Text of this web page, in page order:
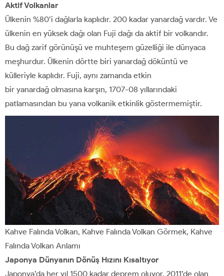
Aktif Volkanlar
Ülkenin %80’i dağlarla kaplıdır. 200 kadar yanardağ vardır. Ve
ülkenin en yüksek dağı olan Fuji dağı da aktif bir volkandır.
Bu dağ zarif görünüşü ve muhteşem güzelliği ile dünyaca
meşhurdur. Ülkenin dörtte biri yanardağ döküntü ve
külleriyle kaplıdır. Fuji, aynı zamanda etkin
bir yanardağ olmasına karşın, 1707-08 yıllarındaki
patlamasından bu yana volkanik etkinlik göstermemiştir.
Kahve Falında Volkan, Kahve Falında Volkan Görmek, Kahve
Falında Volkan Anlamı
Japonya Dünyanın Dönüş Hızını Kısaltıyor
Japonya’da her yıl 1500 kadar deprem oluyor. 2011’de olan